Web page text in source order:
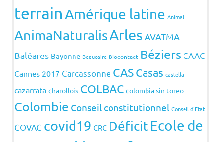
terrainAmérique latine Animal
AnimaNaturalisArles AVATMA
Baléares Bayonne Beaucaire Biocontact Béziers CAAC
Cannes 2017 Carcassonne CASCasas castella
cazarrata charollois COLBAC colombia sin toreo
Colombie Conseil constitutionnel Conseil d'Etat
COVAC covid19 CRC DéficitEcole de